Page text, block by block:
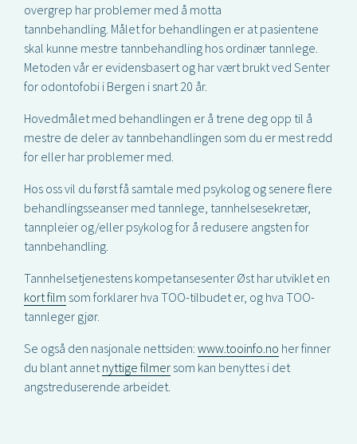
overgrep har problemer med å motta
tannbehandling. Målet for behandlingen er at pasientene
skal kunne mestre tannbehandling hos ordinær tannlege.
Metoden vår er evidensbasert og har vært brukt ved Senter
for odontofobi i Bergen i snart 20 år.
Hovedmålet med behandlingen er å trene deg opp til å
mestre de deler av tannbehandlingen som du er mest redd
for eller har problemer med.
Hos oss vil du først få samtale med psykolog og senere flere
behandlingsseanser med tannlege, tannhelsesekretær,
tannpleier og/eller psykolog for å redusere angsten for
tannbehandling.
Tannhelsetjenestens kompetansesenter Øst har utviklet en
kort film som forklarer hva TOO-tilbudet er, og hva TOO-
tannleger gjør.
Se også den nasjonale nettsiden: www.tooinfo.no her finner
du blant annetnyttige filmer som kan benyttes i det
angstreduserende arbeidet.